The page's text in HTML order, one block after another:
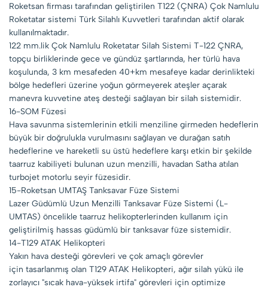
Roketsan firması tarafından geliştirilen T122 (ÇNRA) Çok Namlulu
Roketatar sistemi Türk Silahlı Kuvvetleri tarafından aktif olarak
kullanılmaktadır.
122 mm.lik Çok Namlulu Roketatar Silah Sistemi T-122 ÇNRA,
topçu birliklerinde gece ve gündüz şartlarında, her türlü hava
koşulunda, 3 km mesafeden 40+km mesafeye kadar derinlikteki
bölge hedefleri üzerine yoğun görmeyerek ateşler açarak
manevra kuvvetine ateş desteği sağlayan bir silah sistemidir.
16-SOM Füzesi
Hava savunma sistemlerinin etkili menziline girmeden hedeflerin
büyük bir doğrulukla vurulmasını sağlayan ve durağan satıh
hedeflerine ve hareketli su üstü hedeflere karşı etkin bir şekilde
taarruz kabiliyeti bulunan uzun menzilli, havadan Satha atılan
turbojet motorlu seyir füzesidir.
15-Roketsan UMTAŞ Tanksavar Füze Sistemi
Lazer Güdümlü Uzun Menzilli Tanksavar Füze Sistemi (L-
UMTAS) öncelikle taarruz helikopterlerinden kullanım için
geliştirilmiş hassas güdümlü bir tanksavar füze sistemidir.
14-T129 ATAK Helikopteri
Yakın hava desteği görevleri ve çok amaçlı görevler
için tasarlanmış olan T129 ATAK Helikopteri, ağır silah yükü ile
zorlayıcı "sıcak hava-yüksek irtifa" görevleri için optimize